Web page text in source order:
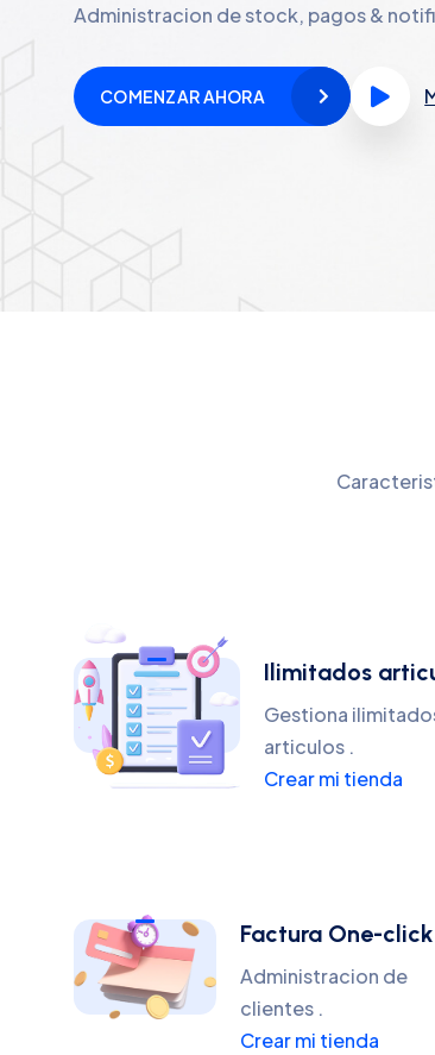
Administracion de stock, pagos &
COMENZAR AHORA
Ilimitados
Gestiona
articulos .
Crear mi tienda
Factura One-click
Administracion de
clientes .
Crear mi tienda